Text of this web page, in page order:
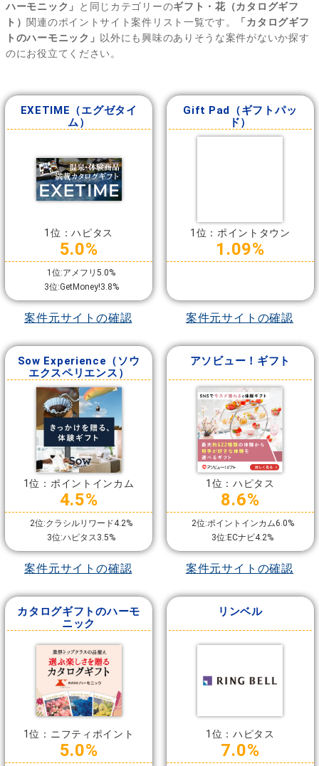
ハーモニック」 と同じカテゴリーのギフト・花（カタログギフ
ト） 関連のポイントサイト案件リスト一覧です。
「カタログギフ
トのハーモニック」 以外にも興味のありそうな案件がないか探す
のにお役立てください。
EXETIME（エグゼタイ
ム）
1位：ハピタス
5.0%
1位:アメフリ5.0%
3位:GetMoney!3.8%
案件元サイトの確認
Gift Pad（ギフトパッ
ド）
1位：ポイントタウン
1.09%
案件元サイトの確認
Sow Experience（ソウ
エクスペリエンス）
1位：ポイントインカム
4.5%
2位:クラシルリワード4.2%
3位:ハピタス3.5%
案件元サイトの確認
アソビュー！ギフト
1位：ハピタス
8.6%
2位:ポイントインカム6.0%
3位:ECナビ4.2%
案件元サイトの確認
カタログギフトのハーモ
ニック
1位：ニフティポイント
5.0%
リンベル
1位：ハピタス
7.0%